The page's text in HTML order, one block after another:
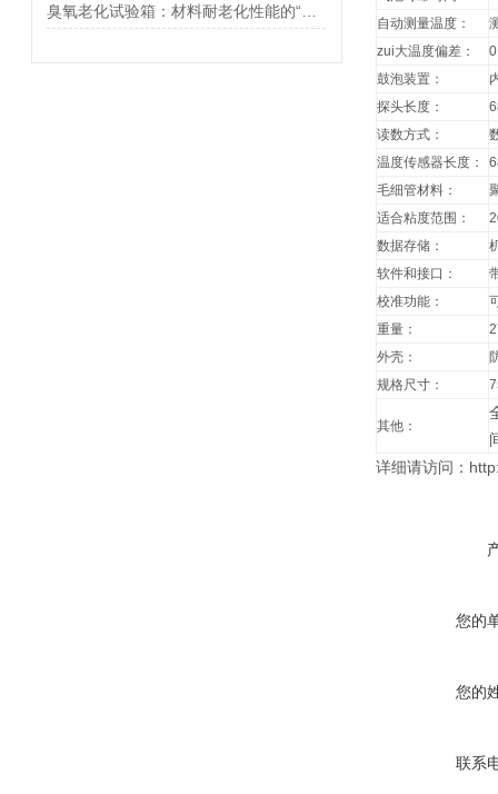
自动测量温度：
zui大温度偏差：
鼓泡装置：
探头长度：
读数方式：
温度传感器长度：
毛细管材料：
适合粘度范围：
数据存储：
软件和接口：
校准功能：
重量：
外壳：
规格尺寸：
其他：
详细请访问：
您的
您的
联系